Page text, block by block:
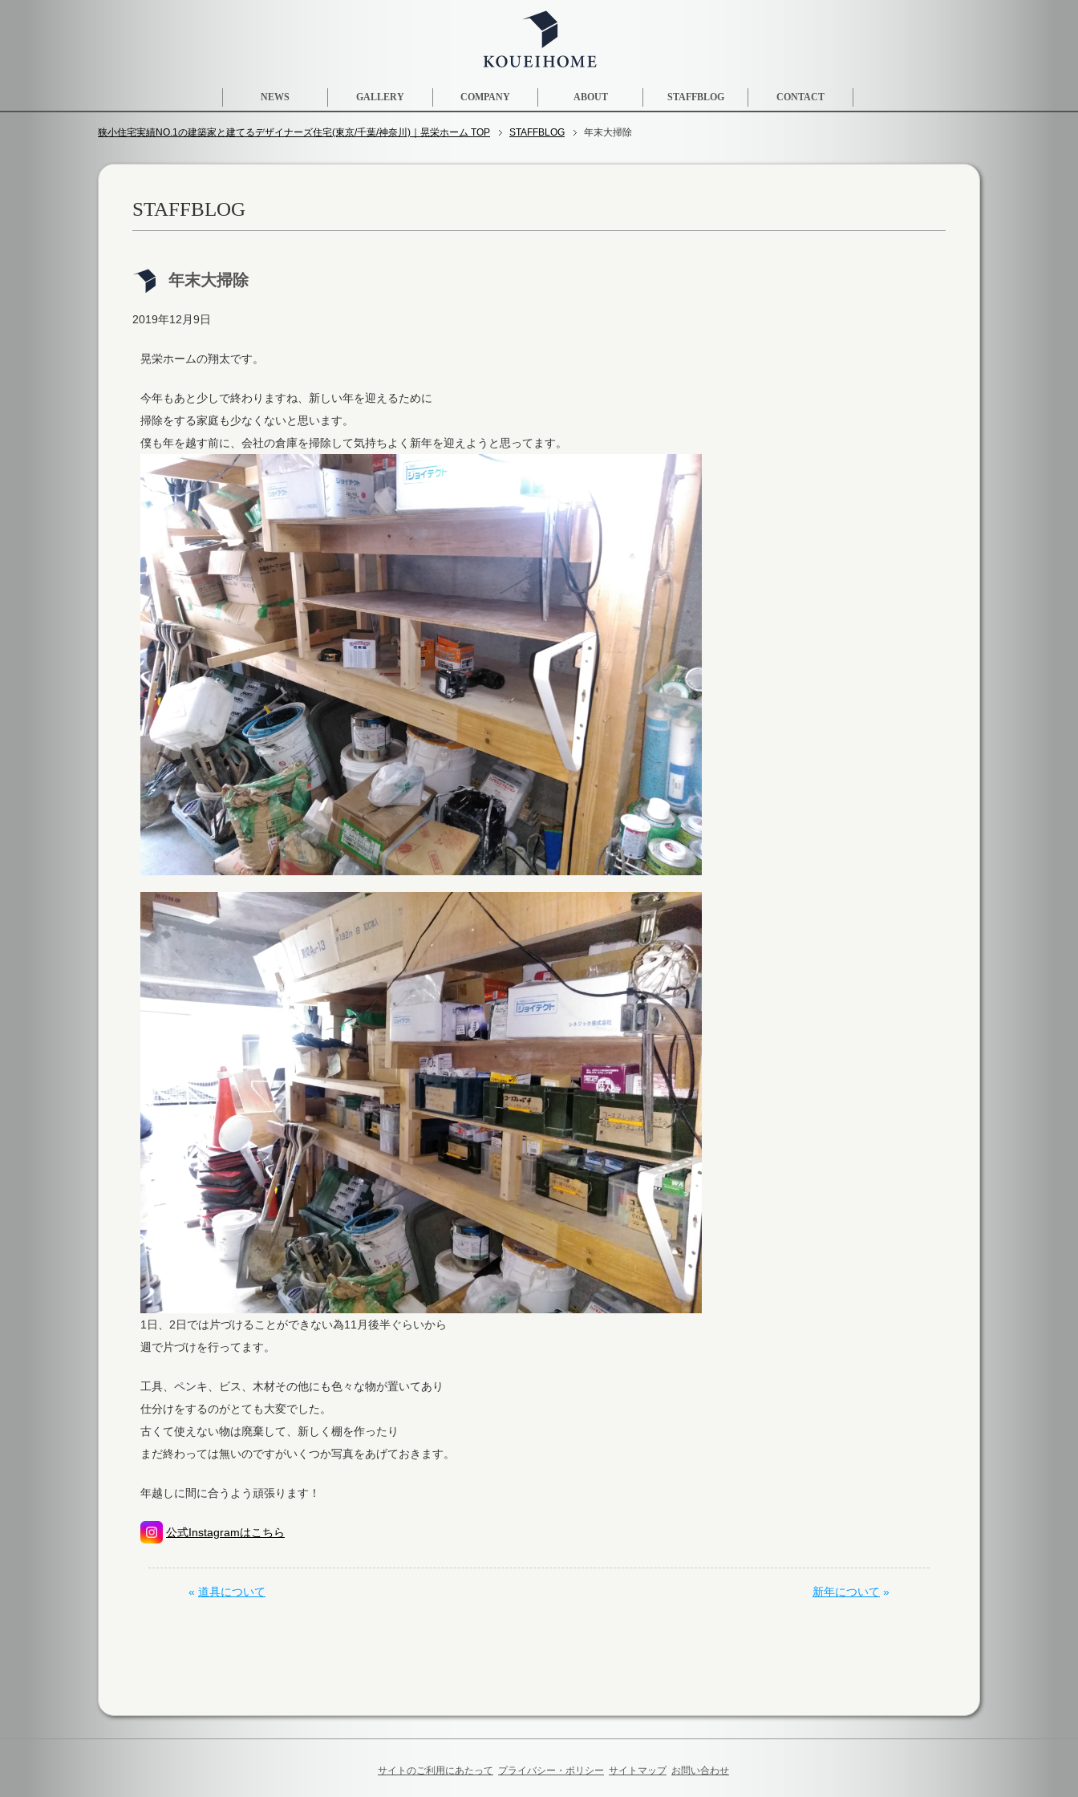
NEWS GALLERY COMPANY ABOUT STAFFBLOG CONTACT
狭小住宅実績NO.1の建築家と建てるデザイナーズ住宅(東京/千葉/神奈川)｜晃栄ホーム TOP STAFFBLOG 年末大掃除
STAFFBLOG
年末大掃除
2019年12月9日
晃栄ホームの翔太です。
今年もあと少しで終わりますね、新しい年を迎えるために
掃除をする家庭も少なくないと思います。
僕も年を越す前に、会社の倉庫を掃除して気持ちよく新年を迎えようと思ってます。
1日、2日では片づけることができない為11月後半ぐらいから
週で片づけを行ってます。
工具、ペンキ、ビス、木材その他にも色々な物が置いてあり
仕分けをするのがとても大変でした。
古くて使えない物は廃棄して、新しく棚を作ったり
まだ終わっては無いのですがいくつか写真をあげておきます。
年越しに間に合うよう頑張ります！
公式Instagramはこちら
« 道具について 新年について »
サイトのご利用にあたって プライバシー・ポリシー サイトマップ お問い合わせ